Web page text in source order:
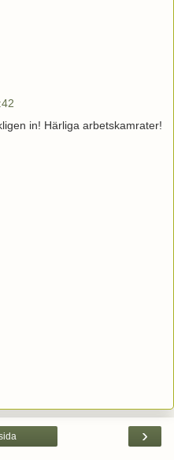
in! Härliga arbetskamrater!
›